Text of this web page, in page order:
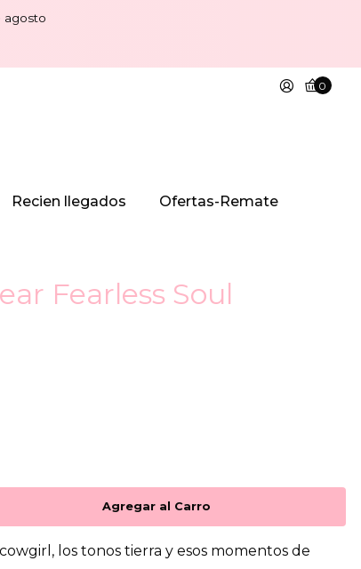
agosto
0
Recien llegados Ofertas-Remate
Fearless Soul
los tonos tierra y esos momentos de